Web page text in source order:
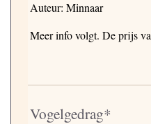
Auteur: Minnaar
Meer info volgt. De prijs
Vogelgedrag*